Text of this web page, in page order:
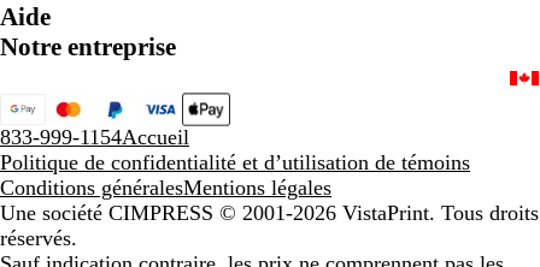
Aide
Notre entreprise
833-999-1154Accueil
Politique de confidentialité et d’utilisation de témoins
Conditions généralesMentions légales
Une société CIMPRESS © 2001-2026 VistaPrint. Tous droits
réservés.